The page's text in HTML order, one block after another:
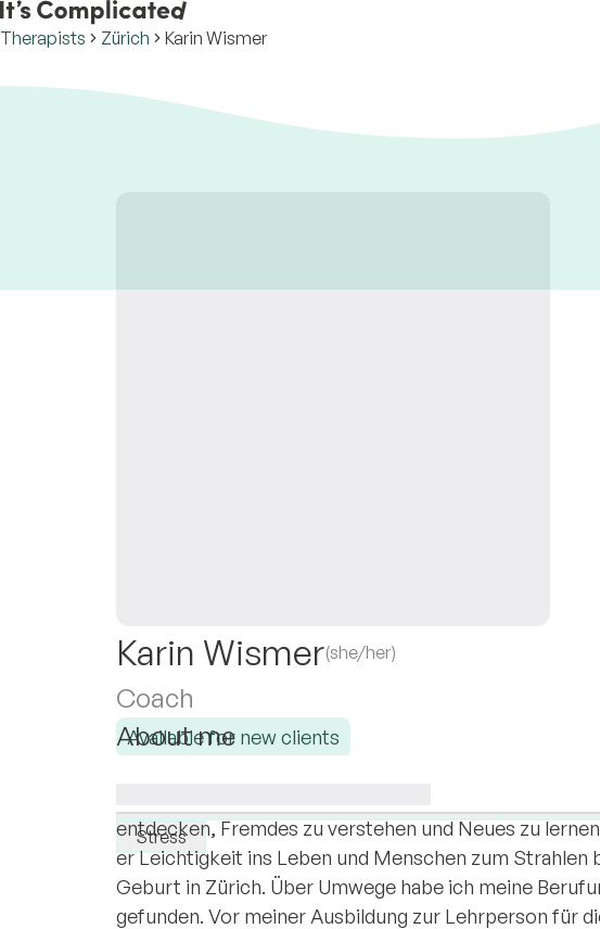
Therapists Zürich Karin Wismer
Karin Wismer(she/her)
Coach
Available for new clients
Stress
About me
entdecken, Fremdes zu verstehen und Neues zu
er Leichtigkeit ins Leben und Menschen zum Strahlen
Geburt in Zürich. Über Umwege habe ich meine
gefunden. Vor meiner Ausbildung zur Lehrperson für